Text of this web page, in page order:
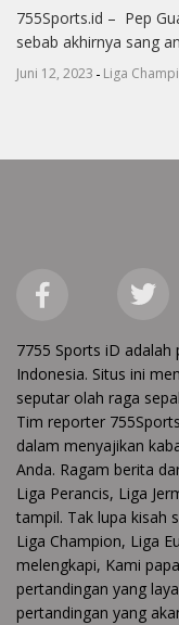
755Sports.id – Pep
sebab akhirnya sang
Juni 12, 2023 - Liga
7755 Sports iD
Indonesia. Situs ini
seputar olah raga
Tim reporter
dalam menyajikan
Anda. Ragam berita
Liga Perancis, Liga
tampil. Tak lupa kisah
Liga Champion, Liga
melengkapi, Kami
pertandingan yang
pertandingan yang